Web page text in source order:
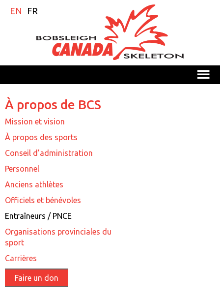
EN FR
M
À propos de BCS
Mission et vision
À propos des sports
Conseil d’administration
Personnel
Anciens athlètes
Officiels et bénévoles
Entraîneurs / PNCE
Organisations provinciales du
sport
Carrières
Faire un don